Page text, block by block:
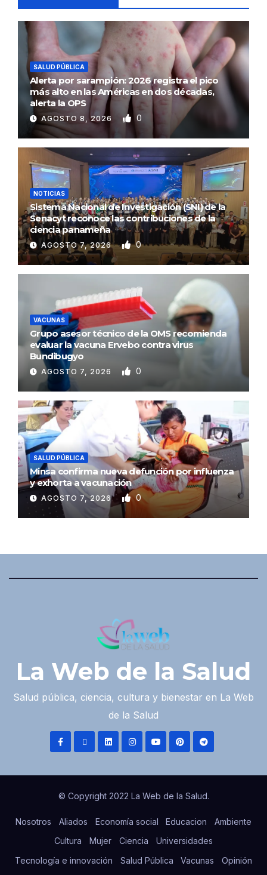
SALUD PÚBLICA
Alerta por sarampión: 2026 registra el pico
más alto en las Américas en dos décadas,
alerta la OPS
AGOSTO 8, 2026 0
NOTICIAS
Sistema Nacional de Investigación (SNI) de la
Senacyt reconoce las contribuciones de la
ciencia panameña
AGOSTO 7, 2026 0
VACUNAS
Grupo asesor técnico de la OMS recomienda
evaluar la vacuna Ervebo contra virus
Bundibugyo
AGOSTO 7, 2026 0
SALUD PÚBLICA
Minsa confirma nueva defunción por influenza
y exhorta a vacunación
AGOSTO 7, 2026 0
La Web de la Salud
Salud pública, ciencia, cultura y bienestar en La Web
de la Salud
© Copyright 2022 La Web de la Salud.
Nosotros Aliados Economía social Educacion
Ambiente
Cultura
Mujer Ciencia
Universidades
Tecnología e innovación
Salud Pública Vacunas Opinión